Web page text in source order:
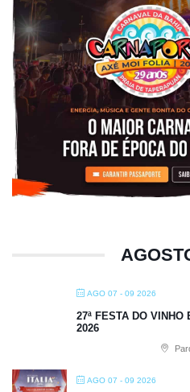
AGO 07 - 09 2026
27ª FESTA DO VINHO
2026
AGO 07 - 09 2026